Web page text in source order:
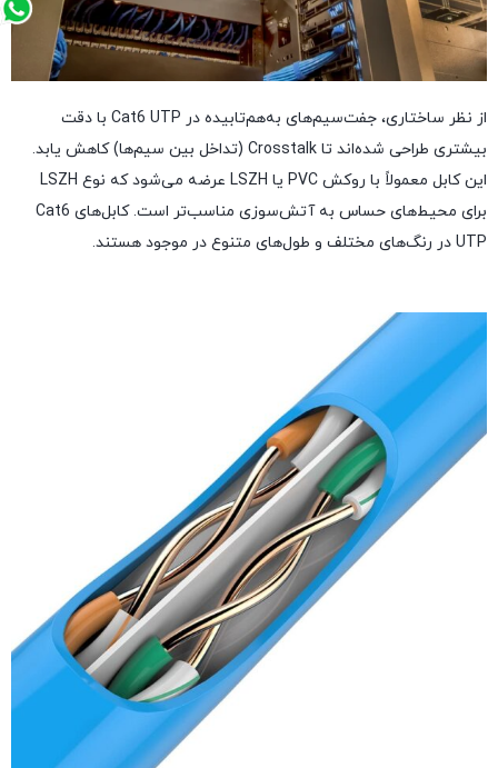
از نظر ساختاری، جفت‌سیم‌های به‌هم‌تابیده در Cat6 UTP با دقت
بیشتری طراحی شده‌اند تا Crosstalk (تداخل بین سیم‌ها) کاهش یابد.
این کابل معمولاً با روکش PVC یا LSZH عرضه می‌شود که نوع LSZH
برای محیط‌های حساس به آتش‌سوزی مناسب‌تر است. کابل‌های Cat6
UTP در رنگ‌های مختلف و طول‌های متنوع در موجود هستند.